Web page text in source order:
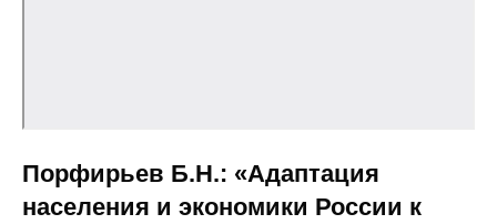
Порфирьев Б.Н.: «Адаптация
населения и экономики России к